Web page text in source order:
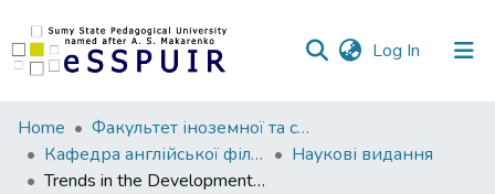
Log In (current)
Communities
&
Collections
Home
Факультет іноземної та слов’янської філології
Кафедра англійської філології та лінгводидактики
Наукові видання
Trends in the Development of Philological Education in the Era of Digitalization: European and National Contexts: Scientific monograph